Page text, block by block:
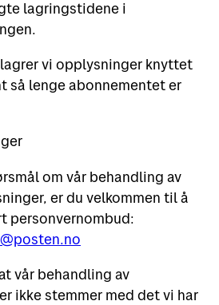
lagringstidene i
vi opplysninger knyttet
så lenge abonnementet er
om vår behandling av
er du velkommen til å
personvernombud:
vår behandling av
ikke stemmer med det vi har